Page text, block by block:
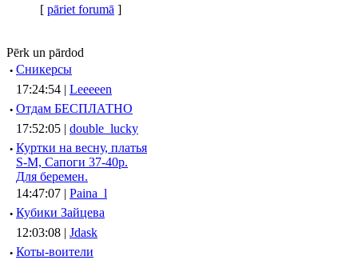
[ pāriet forumā ]
Pērk un pārdod
· Сникерсы
17:24:54 | Leeeeen
· Отдам БЕСПЛАТНО
17:52:05 | double_lucky
· Куртки на весну, платья
S-M, Сапоги 37-40р.
Для беремен.
14:47:07 | Paina_l
· Кубики Зайцева
12:03:08 | Jdask
· Коты-воители